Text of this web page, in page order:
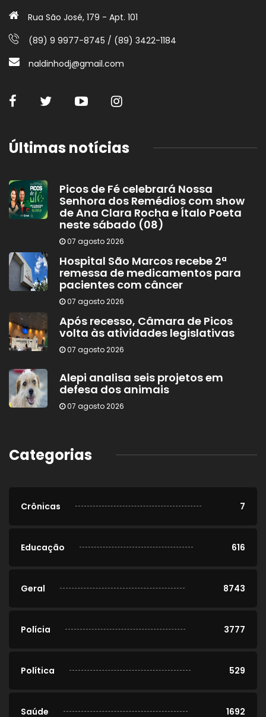
Rua São José, 179 - Apt. 101
(89) 9 9977-8745 / (89) 3422-1184
naldinhodj@gmail.com
Últimas notícias
Picos de Fé celebrará Nossa
Senhora dos Remédios com show
de Ana Clara Rocha e Ítalo Poeta
neste sábado (08)
07 agosto 2026
Hospital São Marcos recebe 2ª
remessa de medicamentos para
pacientes com câncer
07 agosto 2026
Após recesso, Câmara de Picos
volta às atividades legislativas
07 agosto 2026
Alepi analisa seis projetos em
defesa dos animais
07 agosto 2026
Categorias
Crônicas 7
Educação 616
Geral 8743
Polícia 3777
Política 529
Saúde 1692